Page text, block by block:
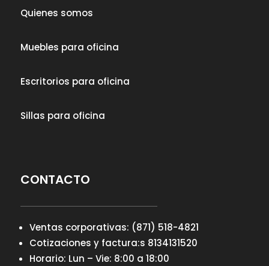
Quienes somos
Muebles para oficina
Escritorios para oficina
Sillas para oficina
CONTACTO
Ventas corporativas: (871) 518-4821
Cotizaciones y factura:s 8134131520
Horario: Lun – Vie: 8:00 a 18:00